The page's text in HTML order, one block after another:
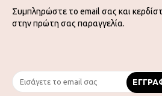
Συμπληρώστε το email σας και
στην πρώτη σας παραγγελία.